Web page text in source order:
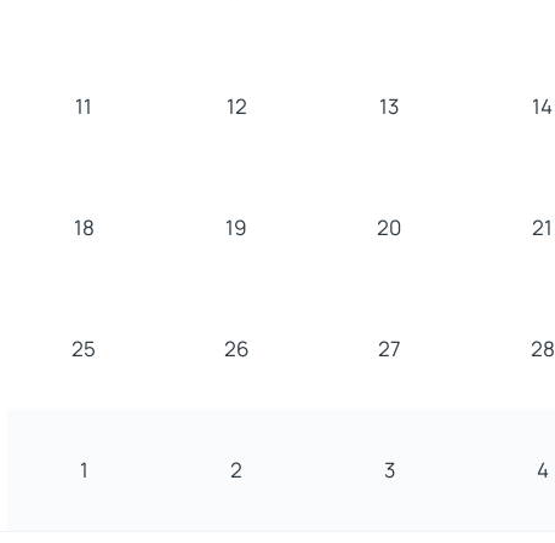
11 12 13 14
18 19 20 21
25 26 27 28
1 2 3 4